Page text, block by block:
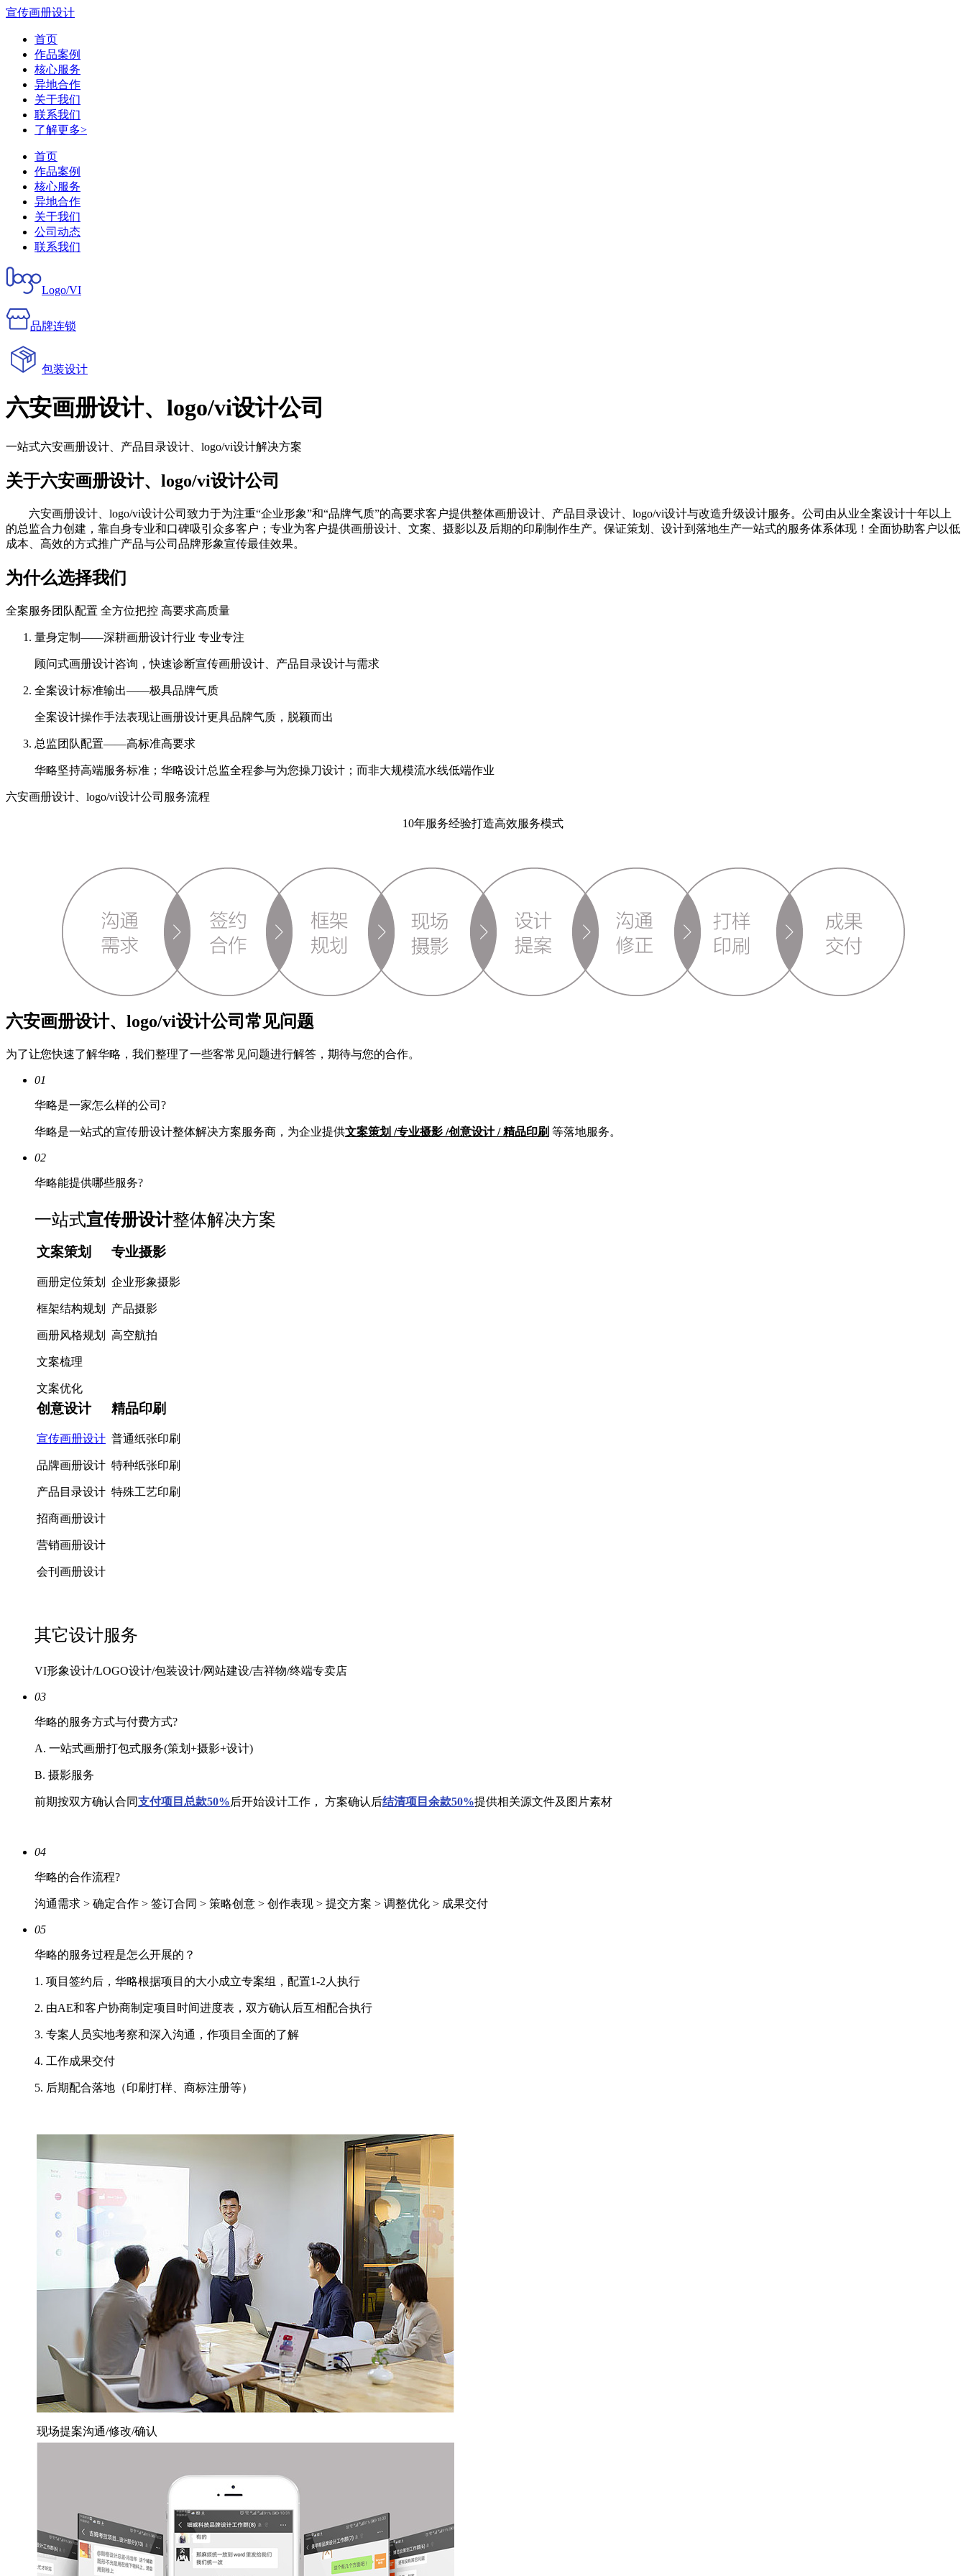
宣传画册设计
首页
作品案例
核心服务
异地合作
关于我们
联系我们
了解更多>
首页
作品案例
核心服务
异地合作
关于我们
公司动态
联系我们
Logo/VI
品牌连锁
包装设计
六安画册设计、logo/vi设计公司
一站式六安画册设计、产品目录设计、logo/vi设计解决方案
关于六安画册设计、logo/vi设计公司
六安画册设计、logo/vi设计公司致力于为注重“企业形象”和“品牌气质”的高要求客户提供整体画册设计、产品目录设计、logo/vi设计与改造升级设计服务。公司由从业全案设计十年以上
的总监合力创建，靠自身专业和口碑吸引众多客户；专业为客户提供画册设计、文案、摄影以及后期的印刷制作生产。保证策划、设计到落地生产一站式的服务体系体现！全面协助客户以低
成本、高效的方式推广产品与公司品牌形象宣传最佳效果。
为什么选择我们
全案服务团队配置 全方位把控 高要求高质量
量身定制——深耕画册设计行业 专业专注
顾问式画册设计咨询，快速诊断宣传画册设计、产品目录设计与需求
全案设计标准输出——极具品牌气质
全案设计操作手法表现让画册设计更具品牌气质，脱颖而出
总监团队配置——高标准高要求
华略坚持高端服务标准；华略设计总监全程参与为您操刀设计；而非大规模流水线低端作业
六安画册设计、logo/vi设计公司服务流程
10年服务经验打造高效服务模式
六安画册设计、logo/vi设计公司常见问题
为了让您快速了解华略，我们整理了一些客常见问题进行解答，期待与您的合作。
01
华略是一家怎么样的公司?
华略是一站式的宣传册设计整体解决方案服务商，为企业提供文案策划 /专业摄影 /创意设计 / 精品印刷 等落地服务。
02
华略能提供哪些服务?
一站式宣传册设计整体解决方案
文案策划
画册定位策划
框架结构规划
画册风格规划
文案梳理
文案优化
专业摄影
企业形象摄影
产品摄影
高空航拍
创意设计
宣传画册设计
品牌画册设计
产品目录设计
招商画册设计
营销画册设计
会刊画册设计
精品印刷
普通纸张印刷
特种纸张印刷
特殊工艺印刷
其它设计服务
VI形象设计/LOGO设计/包装设计/网站建设/吉祥物/终端专卖店
03
华略的服务方式与付费方式?
A. 一站式画册打包式服务(策划+摄影+设计)
B. 摄影服务
前期按双方确认合同支付项目总款50%后开始设计工作， 方案确认后结清项目余款50%提供相关源文件及图片素材
04
华略的合作流程?
沟通需求 > 确定合作 > 签订合同 > 策略创意 > 创作表现 > 提交方案 > 调整优化 > 成果交付
05
华略的服务过程是怎么开展的？
1. 项目签约后，华略根据项目的大小成立专案组，配置1-2人执行
2. 由AE和客户协商制定项目时间进度表，双方确认后互相配合执行
3. 专案人员实地考察和深入沟通，作项目全面的了解
4. 工作成果交付
5. 后期配合落地（印刷打样、商标注册等）
现场提案沟通/修改/确认